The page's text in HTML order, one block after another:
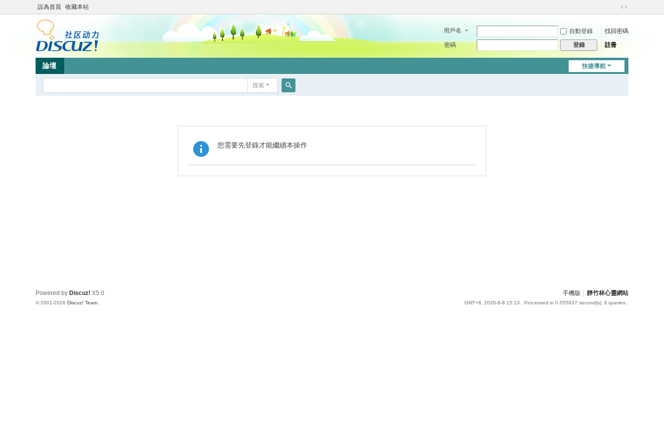
設為首頁 收藏本站
切
到
用戶名 自動登錄
找回密碼
密碼
登錄 註冊
快捷導航
論壇
搜索
您需要先登錄才能繼續本操作
手機版 靜竹林心靈網站
GMT+8, 2026-8-8 15:13 , Processed in 0.055837 second(s), 8 queries .
Powered by Discuz! X5.0
© 2001-2026 Discuz! Team